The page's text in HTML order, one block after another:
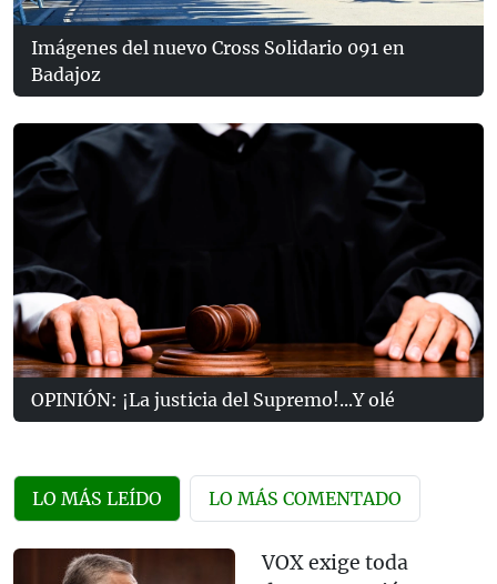
Imágenes del nuevo Cross Solidario 091 en
Badajoz
OPINIÓN: ¡La justicia del Supremo!...Y olé
LO MÁS LEÍDO LO MÁS COMENTADO
VOX exige toda